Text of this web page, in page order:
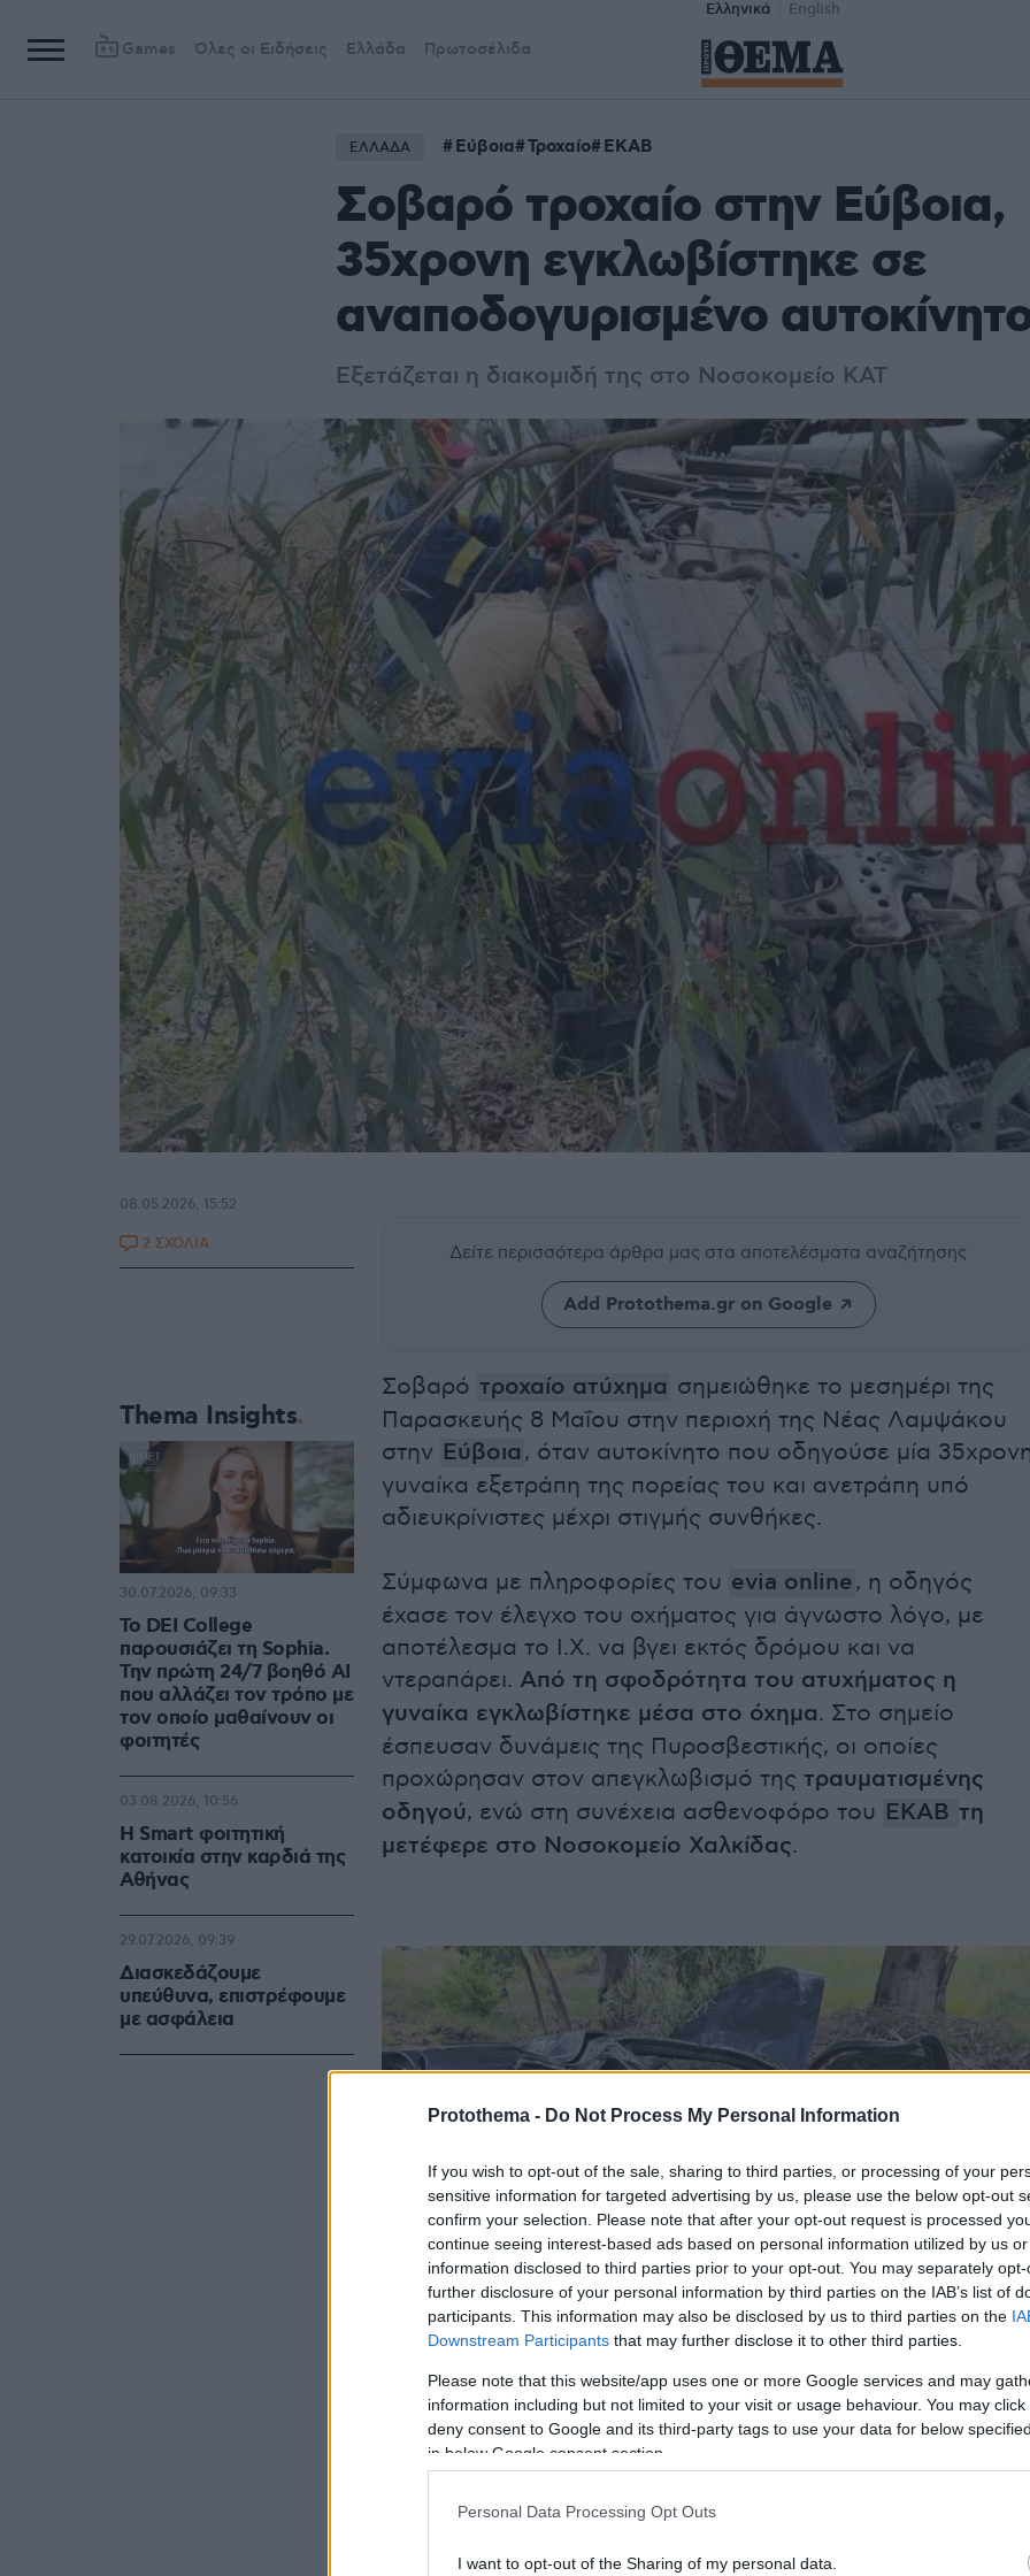
Protothema - Do Not Process My Personal Information
If you wish to opt-out of the sale, sharing to third parties, or processing of your
sensitive information for targeted advertising by us, please use the below opt-out
confirm your selection. Please note that after your opt-out request is processed
continue seeing interest-based ads based on personal information utilized by us
information disclosed to third parties prior to your opt-out. You may separately
further disclosure of your personal information by third parties on the IAB’s list of
participants. This information may also be disclosed by us to third parties on the
Downstream Participants that may further disclose it to other third parties.
Please note that this website/app uses one or more Google services and may
information including but not limited to your visit or usage behaviour. You may
deny consent to Google and its third-party tags to use your data for below
in below Google consent section.
Personal Data Processing Opt Outs
I want to opt-out of the Sharing of my personal data.
Ελληνικά English
Games Όλες οι Ειδήσεις Ελλάδα Πρωτοσέλιδα
ΕΛΛΑΔΑ Εύβοια Τροχαίο ΕΚΑΒ
Σοβαρό τροχαίο στην Εύβοια,
35χρονη εγκλωβίστηκε σε
αναποδογυρισμένο
Eξετάζεται η διακομιδή της στο Νοσοκομείο ΚΑΤ
Δείτε περισσότερα άρθρα μας στα αποτελέσματα αναζήτησης
Add Protothema.gr on Google
Σοβαρό τροχαίο ατύχημα σημειώθηκε το μεσημέρι της
Παρασκευής 8 Μαΐου στην περιοχή της Νέας Λαμψάκου
στην Εύβοια , όταν αυτοκίνητο που οδηγούσε μία
γυναίκα εξετράπη της πορείας του και ανετράπη υπό
αδιευκρίνιστες μέχρι στιγμής συνθήκες.
Σύμφωνα με πληροφορίες του evia online, η οδηγός
έχασε τον έλεγχο του οχήματος για άγνωστο λόγο, με
αποτέλεσμα το Ι.Χ. να βγει εκτός δρόμου και να
ντεραπάρει. Από τη σφοδρότητα του ατυχήματος η
γυναίκα εγκλωβίστηκε μέσα στο όχημα. Στο σημείο
έσπευσαν δυνάμεις της Πυροσβεστικής, οι οποίες
προχώρησαν στον απεγκλωβισμό της τραυματισμένης
οδηγού, ενώ στη συνέχεια ασθενοφόρο του ΕΚΑΒ τη
μετέφερε στο Νοσοκομείο Χαλκίδας.
Οι ίδιες πληροφορίες αναφέρουν ότι η 35χρονη έχει
τραυματιστεί σοβαρά στο αριστερό της χέρι
Παράλληλα, εξετάζεται η διακομιδή της στο Νοσοκομείο
ΚΑΤ, προκειμένου να υποβληθεί σε εξειδικευμένη
08.05.2026, 15:52
2 ΣΧΟΛΙΑ
Thema Insights
Το DEI College
παρουσιάζει τη Sophia.
Την πρώτη 24/7 βοηθό AI
που αλλάζει τον τρόπο με
τον οποίο μαθαίνουν οι
φοιτητές
30.07.2026, 09:33
Η Smart φοιτητική
κατοικία στην καρδιά της
Αθήνας
03.08.2026, 10:56
Διασκεδάζουμε
υπεύθυνα, επιστρέφουμε
με ασφάλεια
29.07.2026, 09:39